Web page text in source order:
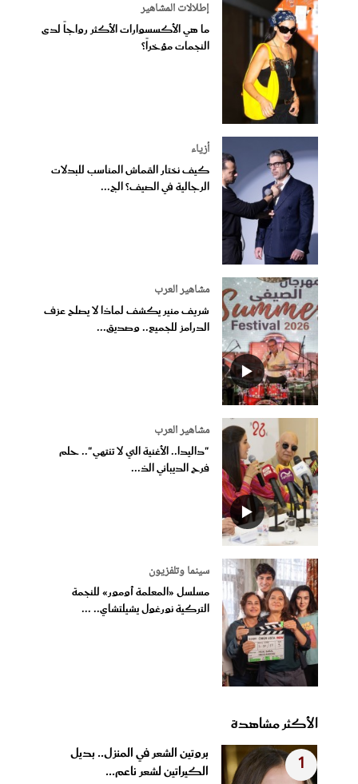
إطلالات المشاهير
ما هي الأكسسوارات الأكثر رواجاً لدى
النجمات مؤخراً؟
أزياء
كيف نختار القماش المناسب للبدلات
الرجالية في الصيف؟ الج...
مشاهير العرب
شريف منير يكشف لماذا لا يصلح عزف
الدرامز للجميع.. وصديق...
مشاهير العرب
"داليدا.. الأغنية التي لا تنتهي".. حلم
فرح الديباني الذ...
سينما وتلفزيون
مسلسل «المعلمة أومور» للنجمة
التركية نورغول يشيلتشاي.. ...
الأكثر مشاهدة
1
بروتين الشعر في المنزل.. بديل
الكيراتين لشعر ناعم...